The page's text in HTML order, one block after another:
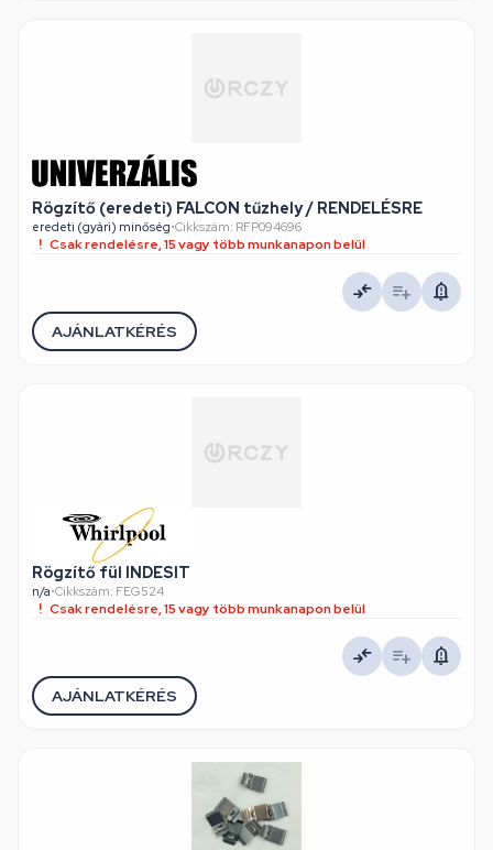
Rögzítő (eredeti) FALCON tűzhely / RENDELÉSRE
eredeti (gyári) minőség•Cikkszám: RFP094696
Csak rendelésre, 15 vagy több munkanapon belül
AJÁNLATKÉRÉS
Rögzítő fül INDESIT
n/a•Cikkszám: FEG524
Csak rendelésre, 15 vagy több munkanapon belül
AJÁNLATKÉRÉS